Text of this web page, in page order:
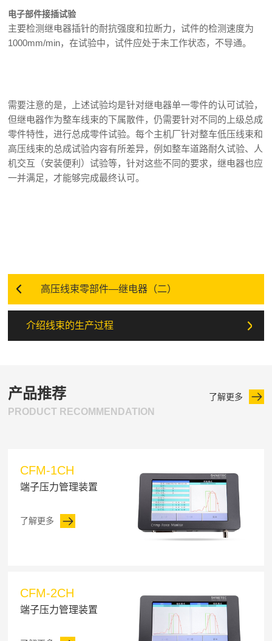
电子部件接插试验
主要检测继电器插针的耐抗强度和拉断力，试件的检测速度为
1000mm/min，在试验中，试件应处于未工作状态，不导通。
需要注意的是，上述试验均是针对继电器单一零件的认可试验，
但继电器作为整车线束的下属散件，仍需要针对不同的上级总成
零件特性，进行总成零件试验。每个主机厂针对整车低压线束和
高压线束的总成试验内容有所差异，例如整车道路耐久试验、人
机交互（安装便利）试验等，针对这些不同的要求，继电器也应
一并满足，才能够完成最终认可。
高压线束零部件—继电器（二）
介绍线束的生产过程
产品推荐
PRODUCT RECOMMENDATION
了解更多
CFM-1CH
端子压力管理装置
了解更多
CFM-2CH
端子压力管理装置